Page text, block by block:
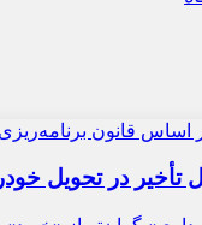
تأخیر در تحویل